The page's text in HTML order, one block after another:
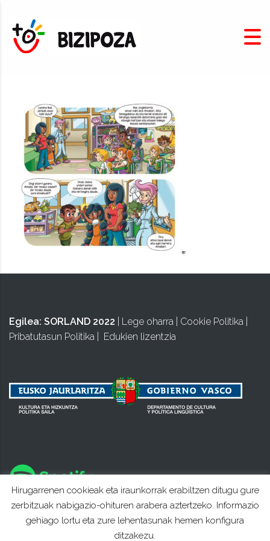
Egilea: SORLAND 2022 Lege oharra Cookie Politika
Pribatutasun Politika
Edukien lizentzia
Hirugarrenen cookieak eta iraunkorrak erabiltzen ditugu gure
zerbitzuak nabigazio-ohituren arabera aztertzeko. Informazio
gehiago lortu eta zure lehentasunak hemen konfigura
ditzakezu.